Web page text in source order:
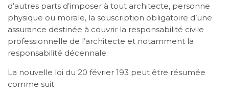
d’autres parts d’imposer à tout architecte, personne
physique ou morale, la souscription obligatoire d’une
assurance destinée à couvrir la responsabilité civile
professionnelle de l’architecte et notamment la
responsabilité décennale.
La nouvelle loi du 20 février 193 peut être résumée
comme suit.